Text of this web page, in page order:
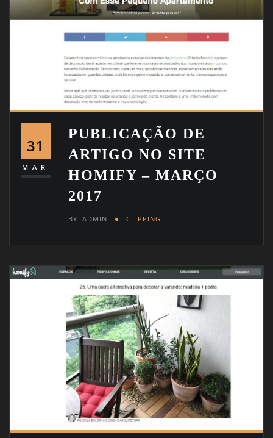
31
MAR
PUBLICAÇÃO DE
ARTIGO NO SITE
HOMIFY – MARÇO
2017
BY ADMIN CLIPPING